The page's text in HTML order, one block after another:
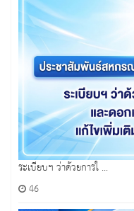
ระเบียบฯ ว่าด้วยการใ ...
46